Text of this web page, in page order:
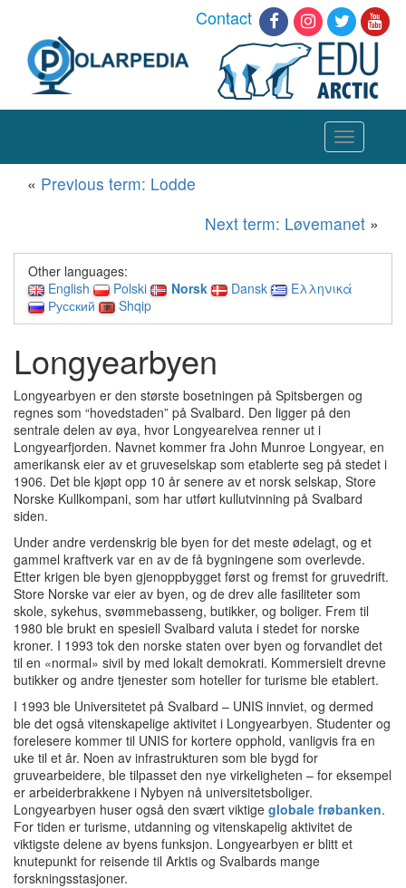
Contact
Toggle
navigation
« Previous term: Lodde
Next term: Løvemanet »
Other languages:
English
Polski Norsk Dansk
Ελληνικά
Русский
Shqip
Longyearbyen
Longyearbyen er den største bosetningen på Spitsbergen og
regnes som “hovedstaden” på Svalbard. Den ligger på den
sentrale delen av øya, hvor Longyearelvea renner ut i
Longyearfjorden. Navnet kommer fra John Munroe Longyear, en
amerikansk eier av et gruveselskap som etablerte seg på stedet i
1906. Det ble kjøpt opp 10 år senere av et norsk selskap, Store
Norske Kullkompani, som har utført kullutvinning på Svalbard
siden.
Under andre verdenskrig ble byen for det meste ødelagt, og et
gammel kraftverk var en av de få bygningene som overlevde.
Etter krigen ble byen gjenoppbygget først og fremst for gruvedrift.
Store Norske var eier av byen, og de drev alle fasiliteter som
skole, sykehus, svømmebasseng, butikker, og boliger. Frem til
1980 ble brukt en spesiell Svalbard valuta i stedet for norske
kroner. I 1993 tok den norske staten over byen og forvandlet det
til en «normal» sivil by med lokalt demokrati. Kommersielt drevne
butikker og andre tjenester som hoteller for turisme ble etablert.
I 1993 ble Universitetet på Svalbard – UNIS innviet, og dermed
ble det også vitenskapelige aktivitet i Longyearbyen. Studenter og
forelesere kommer til UNIS for kortere opphold, vanligvis fra en
uke til et år. Noen av infrastrukturen som ble bygd for
gruvearbeidere, ble tilpasset den nye virkeligheten – for eksempel
er arbeiderbrakkene i Nybyen nå universitetsboliger.
Longyearbyen huser også den svært viktige globale frøbanken.
For tiden er turisme, utdanning og vitenskapelig aktivitet de
viktigste delene av byens funksjon. Longyearbyen er blitt et
knutepunkt for reisende til Arktis og Svalbards mange
forskningsstasjoner.